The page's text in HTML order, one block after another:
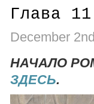
Глава
December
НАЧАЛО
ЗДЕСЬ.